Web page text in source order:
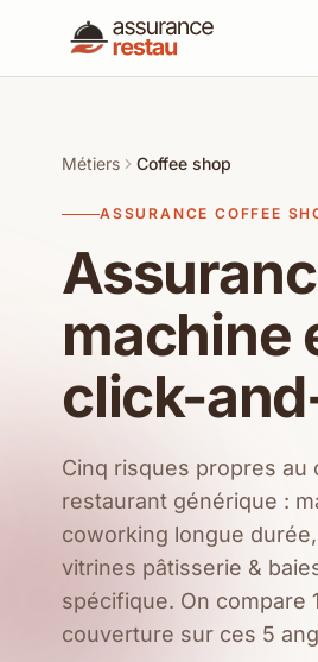
Métiers Coffee shop
ASSURANCE COFFEE
machine
click-
Cinq risques propres
restaurant générique :
coworking longue
vitrines pâtisserie &
spécifique. On compare
couverture sur ces 5